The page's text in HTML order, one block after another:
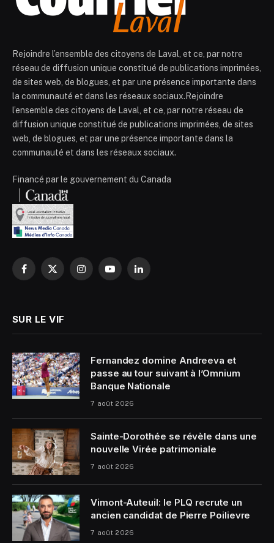
Rejoindre l’ensemble des citoyens de Laval, et ce, par notre
réseau de diffusion unique constitué de publications imprimées,
de sites web, de blogues, et par une présence importante dans
la communauté et dans les réseaux sociaux.Rejoindre
l’ensemble des citoyens de Laval, et ce, par notre réseau de
diffusion unique constitué de publications imprimées, de sites
web, de blogues, et par une présence importante dans la
communauté et dans les réseaux sociaux.
Financé par le gouvernement du Canada
Facebook
X
InstagramYouTubeLinkedIn
SUR LE VIF
Fernandez domine Andreeva et
passe au tour suivant à l’Omnium
Banque Nationale
7 août 2026
Sainte-Dorothée se révèle dans une
nouvelle Virée patrimoniale
7 août 2026
Vimont-Auteuil: le PLQ recrute un
ancien candidat de Pierre Poilievre
7 août 2026